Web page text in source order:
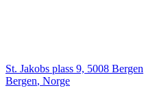
St. Jakobs plass 9, 5008 Bergen
Bergen, Norge